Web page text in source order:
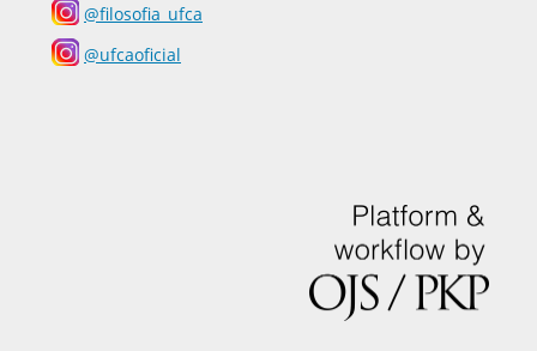
@filosofia_ufca
@ufcaoficial